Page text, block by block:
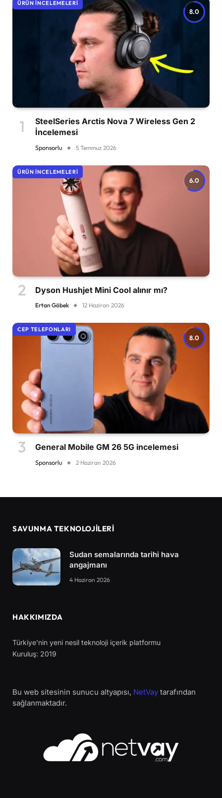
8.0
ÜRÜN İNCELEMELERI
SteelSeries Arctis Nova 7 Wireless Gen 2
İncelemesi
Sponsorlu 5 Temmuz 2026
6.0
ÜRÜN İNCELEMELERI
Dyson Hushjet Mini Cool alınır mı?
Ertan Göbek 12 Haziran 2026
8.0
CEP TELEFONLARI
General Mobile GM 26 5G incelemesi
Sponsorlu 2 Haziran 2026
SAVUNMA TEKNOLOJİLERİ
Sudan semalarında tarihi hava
angajmanı
4 Haziran 2026
HAKKIMIZDA
Türkiye'nin yeni nesil teknoloji içerik platformu
Kuruluş: 2019
Bu web sitesinin sunucu altyapısı, NetVay tarafından
sağlanmaktadır.